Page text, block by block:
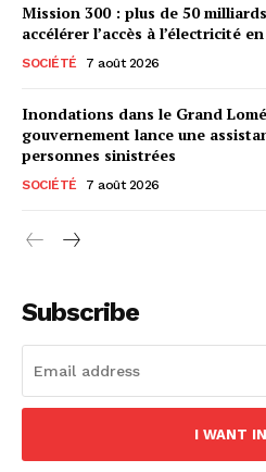
Mission 300 : plus de 50
accélérer l’accès à l’électricité
SOCIÉTÉ 7 août 2026
Inondations dans le Grand
gouvernement lance une
personnes sinistrées
SOCIÉTÉ 7 août 2026
Subscribe
I WANT IN